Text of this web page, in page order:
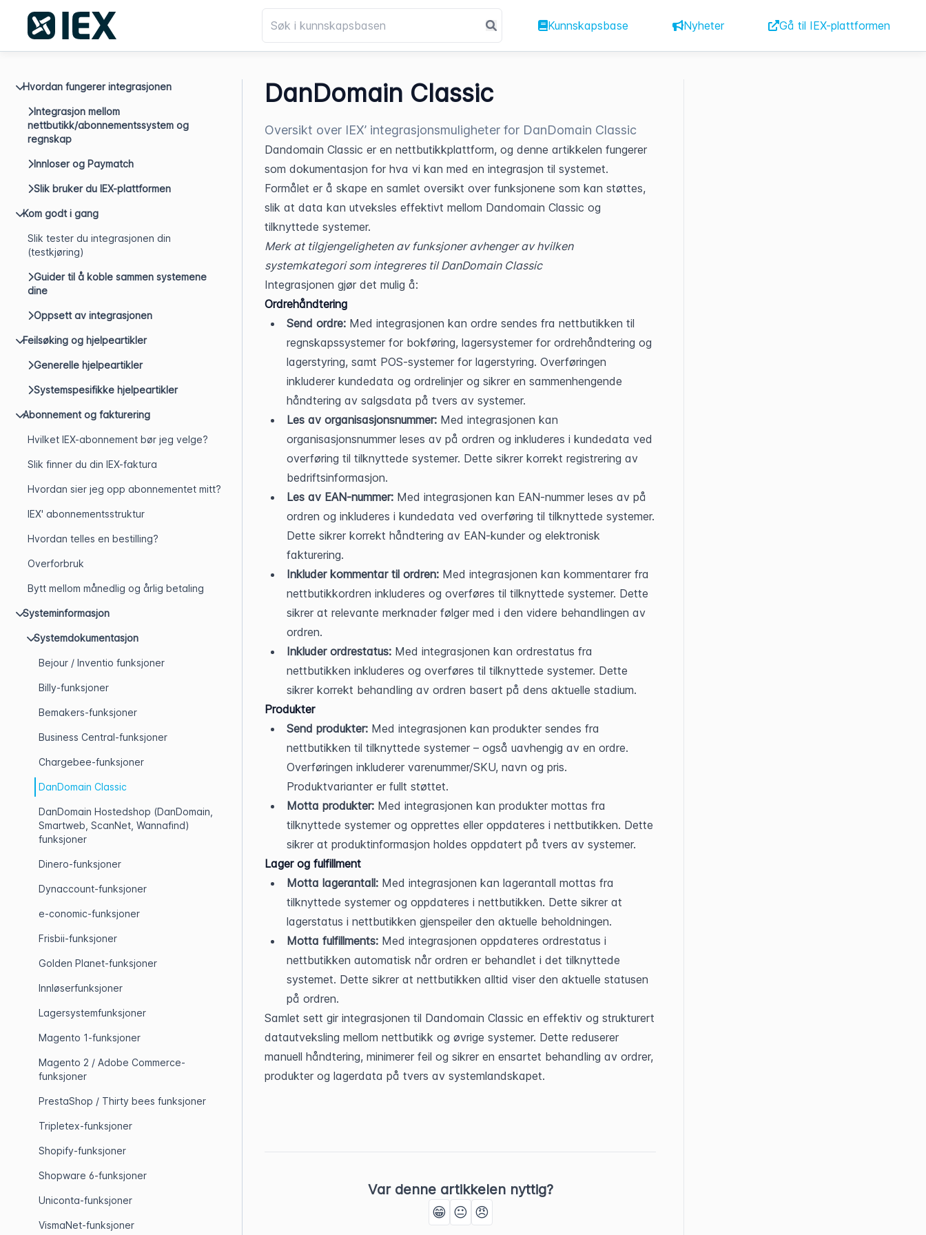
Kunnskapsbase Nyheter Gå til IEX-plattformen
Hvordan fungerer integrasjonen
Integrasjon mellom
nettbutikk/abonnementssystem og
regnskap
Innloser og Paymatch
Slik bruker du IEX-plattformen
Kom godt i gang
Slik tester du integrasjonen din
(testkjøring)
Guider til å koble sammen systemene
dine
Oppsett av integrasjonen
Feilsøking og hjelpeartikler
Generelle hjelpeartikler
Systemspesifikke hjelpeartikler
Abonnement og fakturering
Hvilket IEX-abonnement bør jeg velge?
Slik finner du din IEX-faktura
Hvordan sier jeg opp abonnementet mitt?
IEX' abonnementsstruktur
Hvordan telles en bestilling?
Overforbruk
Bytt mellom månedlig og årlig betaling
Systeminformasjon
Systemdokumentasjon
Bejour / Inventio funksjoner
Billy-funksjoner
Bemakers-funksjoner
Business Central-funksjoner
Chargebee-funksjoner
DanDomain Classic
DanDomain Hostedshop (DanDomain,
Smartweb, ScanNet, Wannafind)
funksjoner
Dinero-funksjoner
Dynaccount-funksjoner
e-conomic-funksjoner
Frisbii-funksjoner
Golden Planet-funksjoner
Innløserfunksjoner
Lagersystemfunksjoner
Magento 1-funksjoner
Magento 2 / Adobe Commerce-
funksjoner
PrestaShop / Thirty bees funksjoner
Tripletex-funksjoner
Shopify-funksjoner
Shopware 6-funksjoner
Uniconta-funksjoner
VismaNet-funksjoner
DanDomain Classic
Oversikt over IEX’ integrasjonsmuligheter for DanDomain Classic
Dandomain Classic er en nettbutikkplattform, og denne artikkelen fungerer
som dokumentasjon for hva vi kan med en integrasjon til systemet.
Formålet er å skape en samlet oversikt over funksjonene som kan støttes,
slik at data kan utveksles effektivt mellom Dandomain Classic og
tilknyttede systemer.
Merk at tilgjengeligheten av funksjoner avhenger av hvilken
systemkategori som integreres til DanDomain Classic
Integrasjonen gjør det mulig å:
Ordrehåndtering
Send ordre: Med integrasjonen kan ordre sendes fra nettbutikken til
regnskapssystemer for bokføring, lagersystemer for ordrehåndtering og
lagerstyring, samt POS-systemer for lagerstyring. Overføringen
inkluderer kundedata og ordrelinjer og sikrer en sammenhengende
håndtering av salgsdata på tvers av systemer.
Les av organisasjonsnummer: Med integrasjonen kan
organisasjonsnummer leses av på ordren og inkluderes i kundedata ved
overføring til tilknyttede systemer. Dette sikrer korrekt registrering av
bedriftsinformasjon.
Les av EAN-nummer: Med integrasjonen kan EAN-nummer leses av på
ordren og inkluderes i kundedata ved overføring til tilknyttede systemer.
Dette sikrer korrekt håndtering av EAN-kunder og elektronisk
fakturering.
Inkluder kommentar til ordren: Med integrasjonen kan kommentarer fra
nettbutikkordren inkluderes og overføres til tilknyttede systemer. Dette
sikrer at relevante merknader følger med i den videre behandlingen av
ordren.
Inkluder ordrestatus: Med integrasjonen kan ordrestatus fra
nettbutikken inkluderes og overføres til tilknyttede systemer. Dette
sikrer korrekt behandling av ordren basert på dens aktuelle stadium.
Produkter
Send produkter: Med integrasjonen kan produkter sendes fra
nettbutikken til tilknyttede systemer – også uavhengig av en ordre.
Overføringen inkluderer varenummer/SKU, navn og pris.
Produktvarianter er fullt støttet.
Motta produkter: Med integrasjonen kan produkter mottas fra
tilknyttede systemer og opprettes eller oppdateres i nettbutikken. Dette
sikrer at produktinformasjon holdes oppdatert på tvers av systemer.
Lager og fulfillment
Motta lagerantall: Med integrasjonen kan lagerantall mottas fra
tilknyttede systemer og oppdateres i nettbutikken. Dette sikrer at
lagerstatus i nettbutikken gjenspeiler den aktuelle beholdningen.
Motta fulfillments: Med integrasjonen oppdateres ordrestatus i
nettbutikken automatisk når ordren er behandlet i det tilknyttede
systemet. Dette sikrer at nettbutikken alltid viser den aktuelle statusen
på ordren.
Samlet sett gir integrasjonen til Dandomain Classic en effektiv og strukturert
datautveksling mellom nettbutikk og øvrige systemer. Dette reduserer
manuell håndtering, minimerer feil og sikrer en ensartet behandling av ordrer,
produkter og lagerdata på tvers av systemlandskapet.
Var denne artikkelen nyttig?
😁 😐 😠